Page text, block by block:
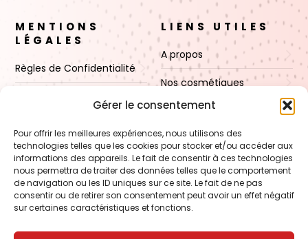
Gérer le consentement
Pour offrir les meilleures expériences, nous utilisons des
technologies telles que les cookies pour stocker et/ou accéder aux
informations des appareils. Le fait de consentir à ces technologies
nous permettra de traiter des données telles que le comportement
de navigation ou les ID uniques sur ce site. Le fait de ne pas
consentir ou de retirer son consentement peut avoir un effet négatif
sur certaines caractéristiques et fonctions.
MENTIONS
LÉGALES
Règles de Confidentialité
Politique de cookies (UE)
LIENS UTILES
A propos
Nos cosmétiques
Nos cires
Boutique
Contact